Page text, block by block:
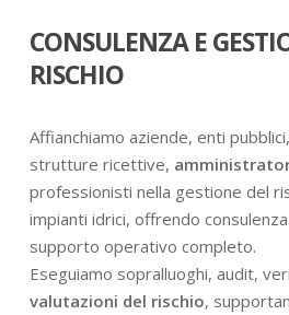
CONSULENZA E
RISCHIO
Affianchiamo aziende, enti
strutture ricettive,
professionisti nella gestione del
impianti idrici, offrendo
supporto operativo completo.
Eseguiamo sopralluoghi, audit,
valutazioni del rischio,